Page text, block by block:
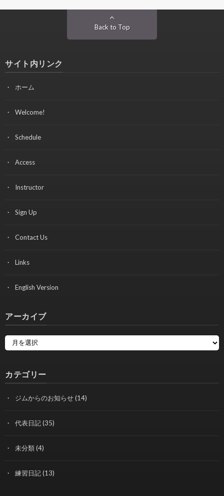
Back to Top
サイト内リンク
ホーム
Welcome!
Schedule
Access
Instructor
Sign Up
Contact Us
Links
English Version
アーカイブ
カテゴリー
ジムからのお知らせ(14)
代表日記(35)
未分類(4)
練習日記(13)